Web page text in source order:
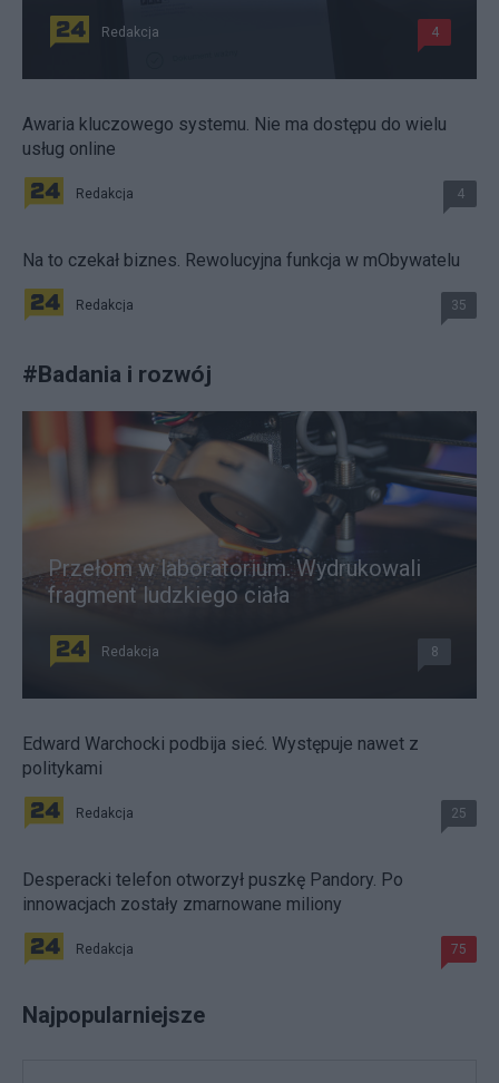
Redakcja 4
Awaria kluczowego systemu. Nie ma dostępu do wielu
usług online
Redakcja 4
Na to czekał biznes. Rewolucyjna funkcja w mObywatelu
Redakcja 35
#Badania i rozwój
Przełom w laboratorium. Wydrukowali
fragment ludzkiego ciała
Redakcja 8
Edward Warchocki podbija sieć. Występuje nawet z
politykami
Redakcja 25
Desperacki telefon otworzył puszkę Pandory. Po
innowacjach zostały zmarnowane miliony
Redakcja 75
Najpopularniejsze